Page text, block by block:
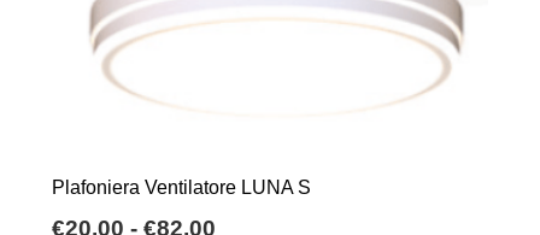
Plafoniera Ventilatore LUNA S
€20,00 - €82,00